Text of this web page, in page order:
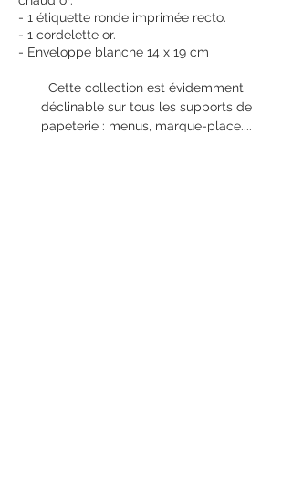
- 1 étiquette ronde imprimée recto.
- 1 cordelette or.
- Enveloppe blanche 14 x 19 cm
Cette collection est évidemment
déclinable sur tous les supports de
papeterie : menus, marque-place....